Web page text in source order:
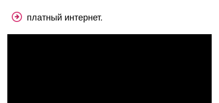
платный интернет.